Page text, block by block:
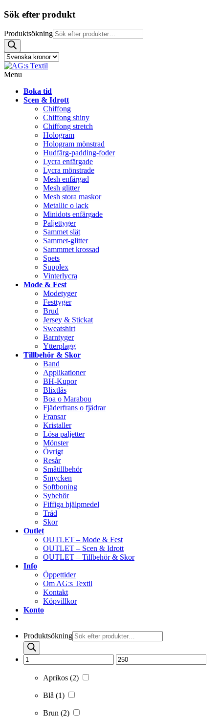
Sök efter produkt
Produktsökning
Menu
Boka tid
Scen & Idrott
Chiffong
Chiffong shiny
Chiffong stretch
Hologram
Hologram mönstrad
Hudfärg-padding-foder
Lycra enfärgade
Lycra mönstrade
Mesh enfärgad
Mesh glitter
Mesh stora maskor
Metallic o lack
Minidots enfärgade
Paljettyger
Sammet slät
Sammet-glitter
Sammmet krossad
Spets
Supplex
Vinterlycra
Mode & Fest
Modetyger
Festtyger
Brud
Jersey & Stickat
Sweatshirt
Barntyger
Ytterplagg
Tillbehör & Skor
Band
Applikationer
BH-Kupor
Blixtlås
Boa o Marabou
Fjäderfrans o fjädrar
Fransar
Kristaller
Lösa paljetter
Mönster
Övrigt
Resår
Småtillbehör
Smycken
Softboning
Sybehör
Fiffiga hjälpmedel
Tråd
Skor
Outlet
OUTLET – Mode & Fest
OUTLET – Scen & Idrott
OUTLET – Tillbehör & Skor
Info
Öppettider
Om AG:s Textil
Kontakt
Köpvillkor
Konto
Produktsökning
Aprikos (2)
Blå (1)
Brun (2)